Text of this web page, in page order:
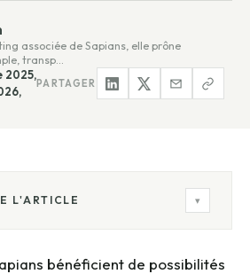
associée de Sapians, elle prône
transp…
2025,
PARTAGER
L'ARTICLE ▾
bénéficient de possibilités